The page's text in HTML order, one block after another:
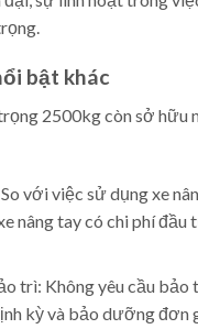
bật khác
2500kg còn sở hữu
với việc sử dụng xe
nâng tay có chi phí đầu
trì: Không yêu cầu bảo
kỳ và bảo dưỡng đơn